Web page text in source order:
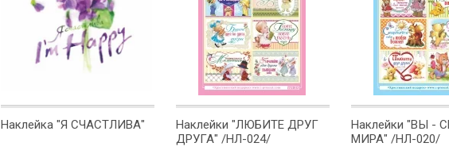
Наклейка "Я СЧАСТЛИВА"
Наклейки "ЛЮБИТЕ ДРУГ
ДРУГА" /НЛ-024/
Наклейки "ВЫ -
МИРА" /НЛ-020/